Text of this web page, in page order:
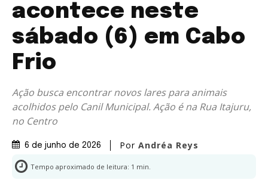
acontece neste
sábado (6) em Cabo
Frio
Ação busca encontrar novos lares para animais
acolhidos pelo Canil Municipal. Ação é na Rua Itajuru,
no Centro
6 de junho de 2026 Por Andréa Reys
Tempo aproximado de leitura: 1 min.